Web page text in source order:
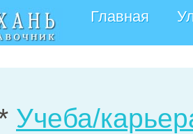
Главная
Учеба/